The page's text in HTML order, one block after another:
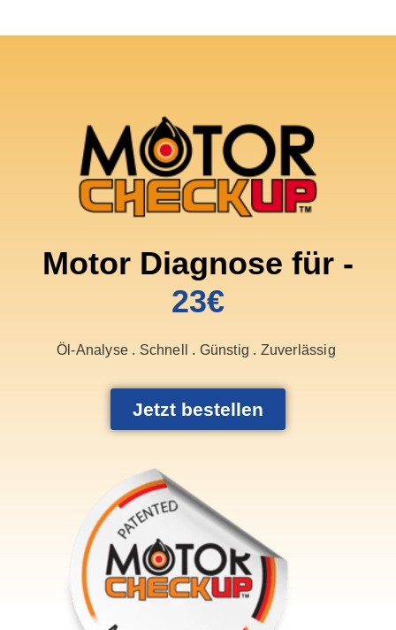
Motor Diagnose für -
23€
Öl-Analyse . Schnell . Günstig . Zuverlässig
Jetzt bestellen